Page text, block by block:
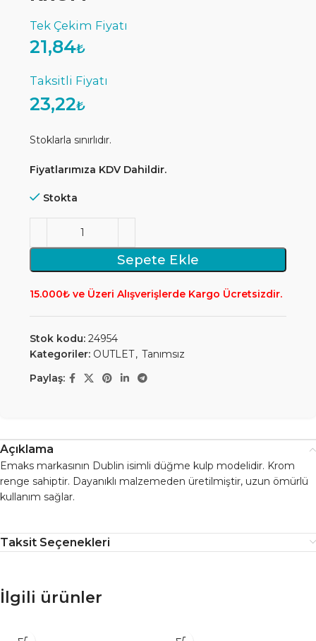
21,84₺
23,22₺
Stoklarla sınırlıdır.
Fiyatlarımıza KDV Dahildir.
Stokta
Sepete Ekle
15.000₺ ve Üzeri Alışverişlerde Kargo Ücretsizdir.
Stok kodu: 24954
Kategoriler: OUTLET, Tanımsız
Paylaş:
Açıklama
Emaks markasının Dublin isimli düğme kulp modelidir. Krom
renge sahiptir. Dayanıklı malzemeden üretilmiştir, uzun ömürlü
kullanım sağlar.
Taksit Seçenekleri
İlgili ürünler